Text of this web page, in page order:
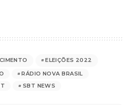
ELEIÇÕES 2022
RÁDIO NOVA BRASIL
SBT NEWS